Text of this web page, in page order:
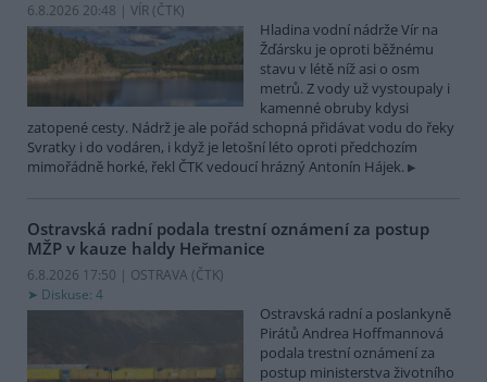
6.8.2026 20:48 | VÍR (ČTK)
Hladina vodní nádrže Vír na
Žďársku je oproti běžnému
stavu v létě níž asi o osm
metrů. Z vody už vystoupaly i
kamenné obruby kdysi
zatopené cesty. Nádrž je ale pořád schopná přidávat vodu do řeky
Svratky i do vodáren, i když je letošní léto oproti předchozím
mimořádně horké, řekl ČTK vedoucí hrázný Antonín Hájek.
Ostravská radní podala trestní oznámení za postup
MŽP v kauze haldy Heřmanice
6.8.2026 17:50 | OSTRAVA (ČTK)
Diskuse: 4
Ostravská radní a poslankyně
Pirátů Andrea Hoffmannová
podala trestní oznámení za
postup ministerstva životního